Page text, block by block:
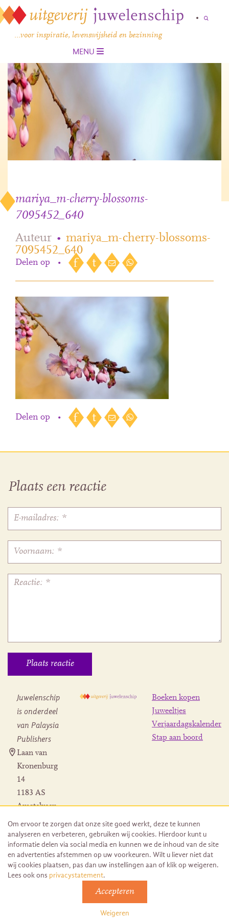
…voor inspiratie, levenswijsheid en bezinning
MENU
mariya_m-cherry-blossoms-
7095452_640
Auteur • mariya_m-cherry-blossoms-
7095452_640
Delen op •
Delen op •
Plaats een reactie
Juwelenschip
is onderdeel
van Palaysia
Publishers
Laan van
Kronenburg
14
1183 AS
Amstelveen
Herroeping
bestelling
Boeken kopen
Juweeltjes
Verjaardagskalender
Stap aan boord
© 2026 Uitgeverij Juwelenschip. Duurzaam ontwikkeld door
Go2People
Algemene voorwaarden | Sitemap
Om ervoor te zorgen dat onze site goed werkt, deze te kunnen
analyseren en verbeteren, gebruiken wij cookies. Hierdoor kunt u
informatie delen via social media en kunnen we de inhoud van de site
en advertenties afstemmen op uw voorkeuren. Wilt u liever niet dat
wij cookies plaatsen, pas dan uw instellingen aan of klik op weigeren.
Lees ook ons privacystatement.
Accepteren
Weigeren